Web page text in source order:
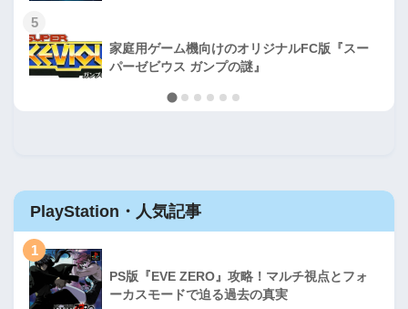
5
家庭用ゲーム機向けのオリジナルFC版『スー
パーゼビウス ガンプの謎』
PlayStation・人気記事
1
PS版『EVE ZERO』攻略！マルチ視点とフォ
ーカスモードで迫る過去の真実